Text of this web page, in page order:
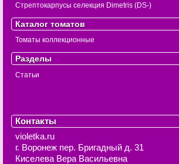
Стрептокарпусы селекция Dimetris (DS-)
Каталог томатов
Томаты коллекционные
Разделы
Статьи
Контакты
violetka.ru
г. Воронеж пер. Бригадный д. 31
Киселева Вера Васильевна